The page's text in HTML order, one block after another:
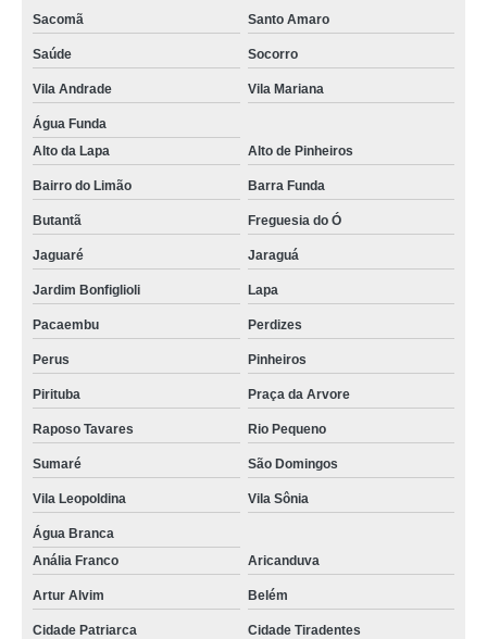
Sacomã Santo Amaro
Saúde Socorro
Vila Andrade Vila Mariana
Água Funda
Alto da Lapa
Alto de Pinheiros
Bairro do Limão Barra Funda
Butantã Freguesia do Ó
Jaguaré Jaraguá
Jardim Bonfiglioli Lapa
Pacaembu Perdizes
Perus Pinheiros
Pirituba Praça da Arvore
Raposo Tavares Rio Pequeno
Sumaré São Domingos
Vila Leopoldina Vila Sônia
Água Branca
Anália Franco
Aricanduva
Artur Alvim Belém
Cidade Patriarca Cidade Tiradentes